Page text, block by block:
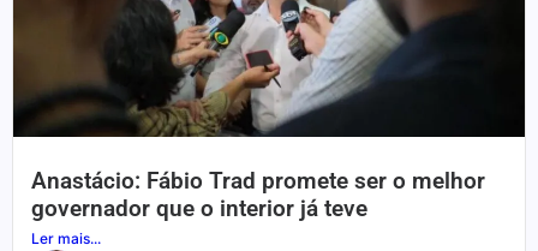
Anastácio: Fábio Trad promete ser o melhor
governador que o interior já teve
Ler mais...